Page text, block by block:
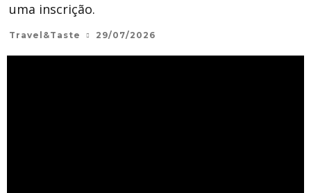
uma inscrição.
Travel&Taste 29/07/2026